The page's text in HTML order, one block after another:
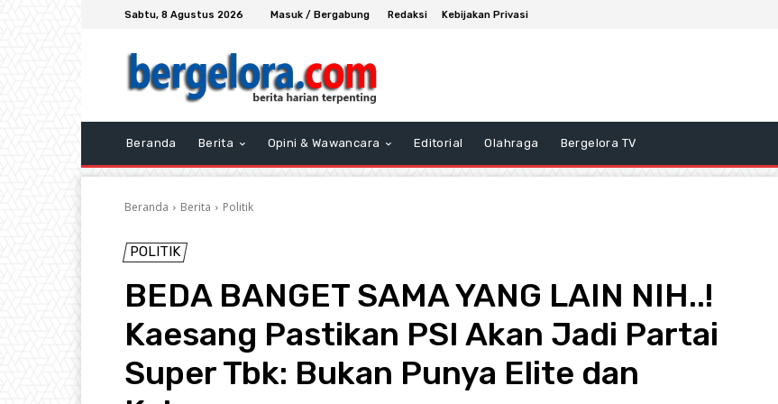
Sabtu, 8 Agustus 2026 Masuk / Bergabung Redaksi Kebijakan Privasi
Beranda Berita Opini & Wawancara Editorial Olahraga Bergelora TV
Beranda Berita Politik
POLITIK
BEDA BANGET SAMA YANG LAIN NIH..!
Kaesang Pastikan PSI Akan Jadi Partai
Super Tbk: Bukan Punya Elite dan